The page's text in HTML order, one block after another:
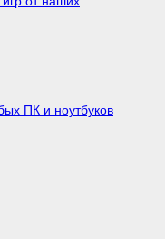
ПК и ноутбуков